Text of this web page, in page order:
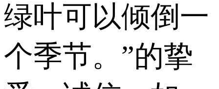
绿叶可以倾倒一
个季节。”的挚